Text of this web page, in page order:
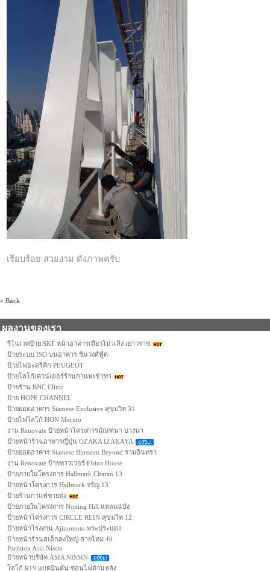
เรียบร้อย สวยงาม ดังภาพครับ
« Back
ผลงานของเรา
รีโนเวทป้าย SKF หน้าอาคารเตียวโม่วเส็ง เยาวราช
ป้ายระบบ ISO บนอาคาร ชินวงศ์ฟู้ด
ป้ายไฟอะคริลิก PEUGEOT
ป้ายโลโก้เคาน์เตอร์ร้านกาแฟเข้าท่า
ป้ายร้าน BNC Clinic
ป้าย HOPE CHANNEL
ป้ายยอดอาคาร Siamese Exclusive สุขุมวิท 31
ป้ายไฟโลโก้ HON Meruto
งาน Renovate ป้ายหน้าโครงการมัณฑนา บางนา
ป้ายหน้าร้านอาหารญี่ปุ่น OZAKA IZAKAYA
ป้ายยอดอาคาร Siamese Blossom Beyond รามอินทรา
งาน Renovate ป้ายทาวเวอร์ Ebina House
ป้ายภายในโครงการ Hallmark Charan 13
ป้ายหน้าโครงการ Hallmark จรัญ 13
ป้ายร้านกาแฟชายทุ่ง
ป้ายภายในโครงการ Notting Hill แหลมฉบัง
ป้ายหน้าโครงการ CIRCLE REIN สุขุมวิท 12
ป้ายหน้าโรงงาน Ajinomoto พระประแดง
ป้ายหน้าร้านสเต็กลงใหญ่ สายไหม 40
Partition Asia Nissin
ป้ายหน้าบริษัท ASIA NISSIN
โลโก้ R19 แบดมินตัน ซ่อนไฟด้านหลัง